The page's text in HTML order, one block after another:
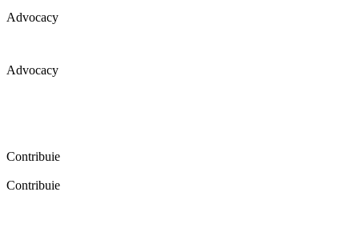
Advocacy
Advocacy
Contribuie
Contribuie